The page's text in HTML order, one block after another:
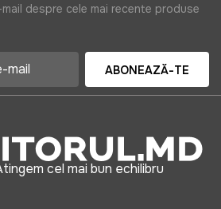
despre cele mai recente produse
ABONEAZĂ-TE
cel mai bun echilibru